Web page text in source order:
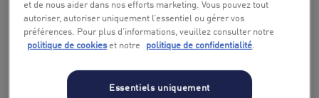
et de nous aider dans nos efforts marketing. Vous pouvez tout
autoriser, autoriser uniquement l’essentiel ou gérer vos
préférences. Pour plus d’informations, veuillez consulter notre
politique de cookieset notre politique de confidentialité.
Essentiels uniquement